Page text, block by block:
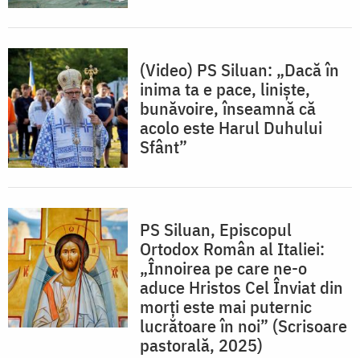
(Video) PS Siluan: „Dacă în
inima ta e pace, liniște,
bunăvoire, înseamnă că
acolo este Harul Duhului
Sfânt”
PS Siluan, Episcopul
Ortodox Român al Italiei:
„Înnoirea pe care ne-o
aduce Hristos Cel Înviat din
morți este mai puternic
lucrătoare în noi” (Scrisoare
pastorală, 2025)